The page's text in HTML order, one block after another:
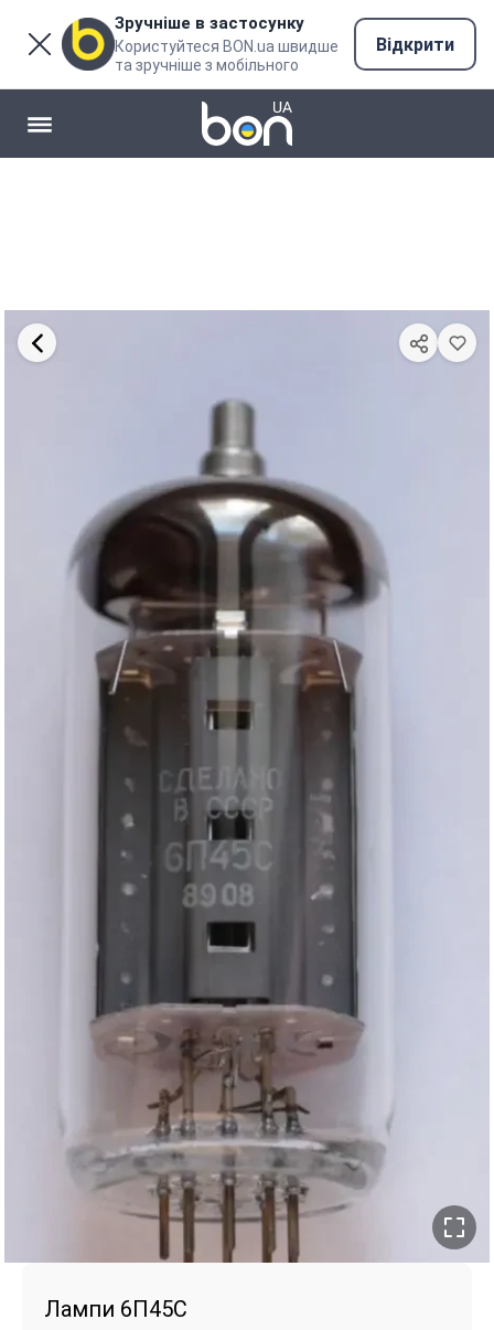
Зручніше в застосунку
Користуйтеся BON.ua швидше
та зручніше з мобільного
Відкрити
Лампи 6П45С